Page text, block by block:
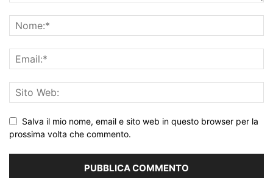
Salva il mio nome, email e sito web in questo browser per la
prossima volta che commento.